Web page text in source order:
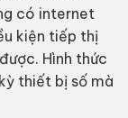
có internet
kiện tiếp thị
Hình thức
thiết bị số mà